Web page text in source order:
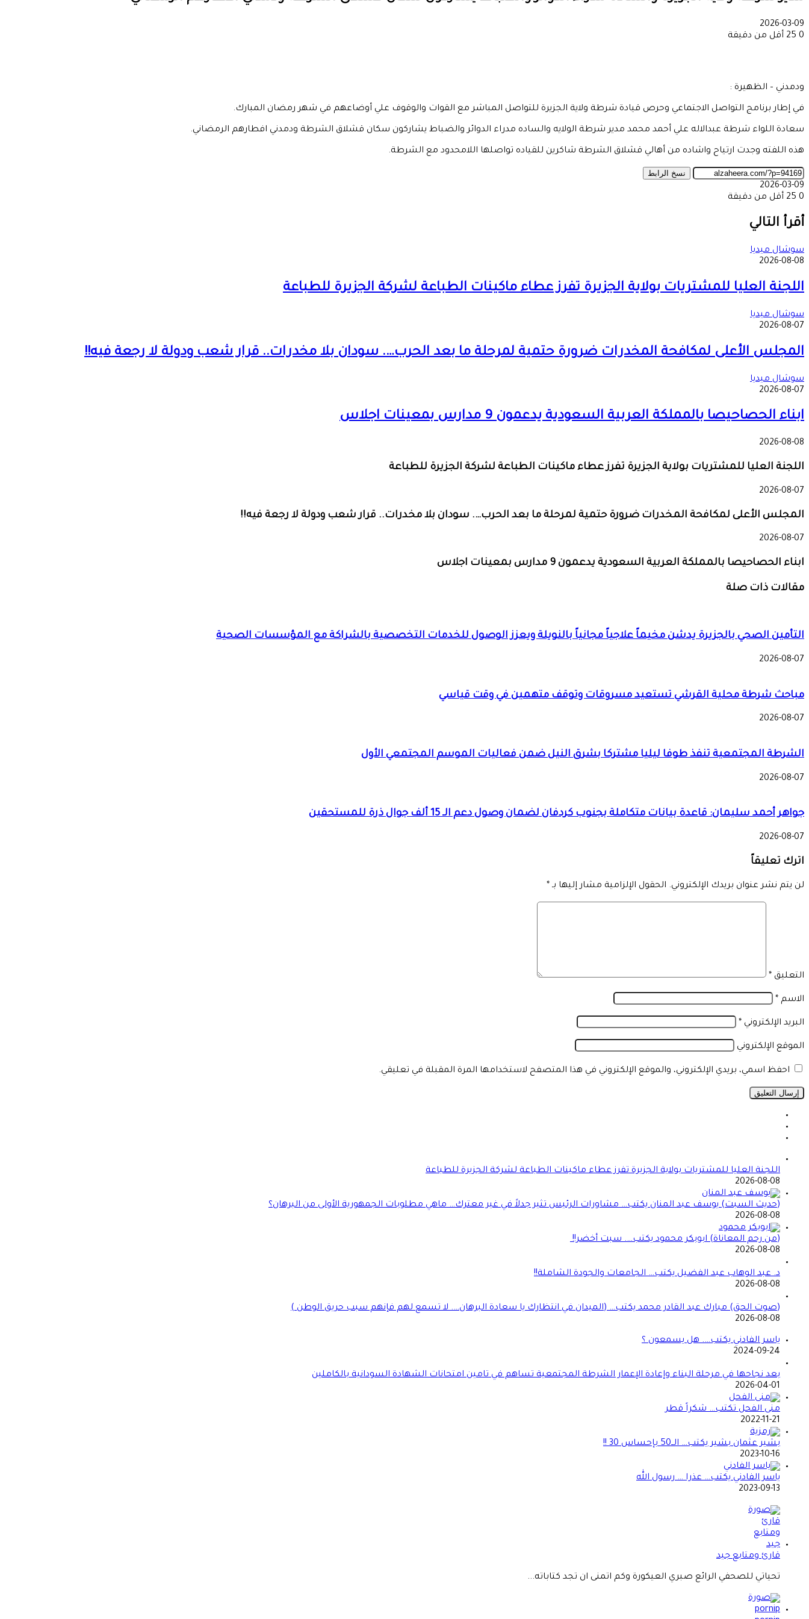
2026-03-09
0
أقل من دقيقة
ودمدني – الظهيرة :
في إطار برنامج التواصل الاجتماعي وحرص قيادة شرطة ولاية الجزيرة للتواصل المباشر مع القوات والوقوف علي أوضاعهم في شهر رمضان المبارك.
سعادة اللواء شرطة عبدالاله علي أحمد محمد مدير شرطة الولايه والساده مدراء الدوائر والضباط يشاركون سكان قشلاق الشرطة ودمدني افطارهم الرمضاني.
هذه اللفته وجدت ارتياح واشاده من أهالي قشلاق الشرطة شاكرين للقياده تواصلها اللامحدود مع الشرطة.
نسخ الرابط
2026-03-09
0
أقل من دقيقة
عبر
البريد
أقرأ التالي
سوشال ميديا
2026-08-08
اللجنة العليا للمشتريات بولاية الجزيرة تفرز عطاء ماكينات الطباعة لشركة الجزيرة للطباعة
سوشال ميديا
2026-08-07
المجلس الأعلى لمكافحة المخدرات ضرورة حتمية لمرحلة ما بعد الحرب…. سودان بلا مخدرات.. قرار شعب ودولة لا رجعة فيه!!
سوشال ميديا
2026-08-07
ابناء الحصاحيصا بالمملكة العربية السعودية يدعمون 9 مدارس بمعينات اجلاس
2026-08-08
اللجنة العليا للمشتريات بولاية الجزيرة تفرز عطاء ماكينات الطباعة لشركة الجزيرة للطباعة
2026-08-07
المجلس الأعلى لمكافحة المخدرات ضرورة حتمية لمرحلة ما بعد الحرب…. سودان بلا مخدرات.. قرار شعب ودولة لا رجعة فيه!!
2026-08-07
ابناء الحصاحيصا بالمملكة العربية السعودية يدعمون 9 مدارس بمعينات اجلاس
مقالات ذات صلة
التأمين الصحي بالجزيرة يدشن مخيماً علاجياً مجانياً بالنويلة ويعزز الوصول للخدمات التخصصية بالشراكة مع المؤسسات الصحية
2026-08-07
مباحث شرطة محلية القرشي تستعيد مسروقات وتوقف متهمين في وقت قياسي
2026-08-07
الشرطة المجتمعية تنفذ طوفا ليليا مشتركا بشرق النيل ضمن فعاليات الموسم المجتمعي الأول
2026-08-07
جواهر أحمد سليمان: قاعدة بيانات متكاملة بجنوب كردفان لضمان وصول دعم الـ 15 ألف جوال ذرة للمستحقين
2026-08-07
اترك تعليقاً
لن يتم نشر عنوان بريدك الإلكتروني. الحقول الإلزامية مشار إليها بـ *
التعليق *
الاسم *
البريد الإلكتروني *
الموقع الإلكتروني
احفظ اسمي، بريدي الإلكتروني، والموقع الإلكتروني في هذا المتصفح لاستخدامها المرة المقبلة في تعليقي.
اللجنة العليا للمشتريات بولاية الجزيرة تفرز عطاء ماكينات الطباعة لشركة الجزيرة للطباعة
2026-08-08
(حديث السبت) يوسف عبد المنان يكتب… مشاورات الرئيس تثير جدلاً في غير معترك… ماهي مطلوبات الجمهورية الأولى من البرهان؟
2026-08-08
(من رحم المعاناة) ابوبكر محمود يكتب…. سبت أخضر!!
2026-08-08
د. عبد الوهاب عبد الفضيل يكتب… الجامعات والجودة الشاملة!!
2026-08-08
(صوت الحق) مبارك عبد القادر محمد يكتب… (الميدان في انتظارك يا سعادة البرهان…. لا تسمع لهم فإنهم سبب حريق الوطن )
2026-08-08
ياسر الفادني يكتب…. هل يسمعون ؟
2024-09-24
بعد نجاحها في مرحلة البناء وإعادة الإعمار الشرطة المجتمعية تساهم في تامين امتحانات الشهادة السودانية بالكاملين
2026-04-01
منى الفحل تكتب… شكراً قطر
2022-11-21
بشير عثمان بشير يكتب… الــ50 بإحساس 30 !!
2023-10-16
ياسر الفادني يكتب… عذرا … رسول الله
2023-09-13
قارئ ومتابع جيد
تحياتي للصحفي الرائع صبري العيكورة وكم اتمنى ان تجد كتاباته...